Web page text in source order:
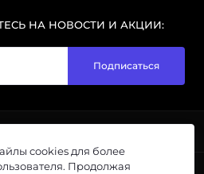
НА НОВОСТИ И АКЦИИ:
Подписаться
cookies для более
Продолжая